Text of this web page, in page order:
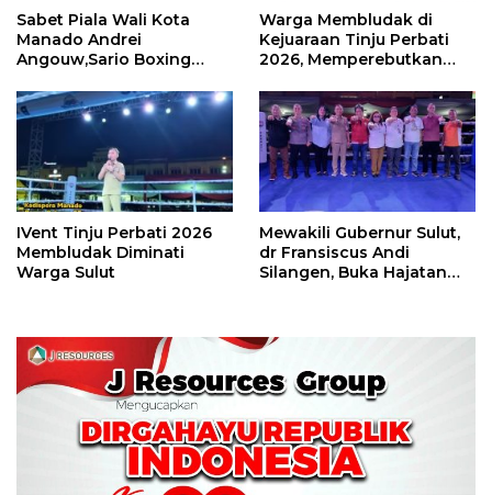
Sabet Piala Wali Kota
Manado Andrei
Angouw,Sario Boxing
Perbati 2026
Warga Membludak di
Kejuaraan Tinju Perbati
2026, Memperebutkan
IVent Tinju Perbati 2026
Membludak Diminati
Warga Sulut
Mewakili Gubernur Sulut,
dr Fransiscus Andi
Silangen, Buka Hajatan